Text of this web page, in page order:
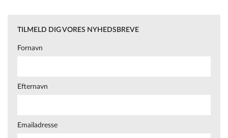
TILMELD DIG VORES NYHEDSBREVE
Fornavn
Efternavn
Emailadresse